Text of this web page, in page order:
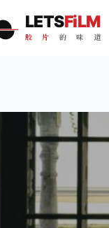
LETSFiLM
胶 片 的 味 道